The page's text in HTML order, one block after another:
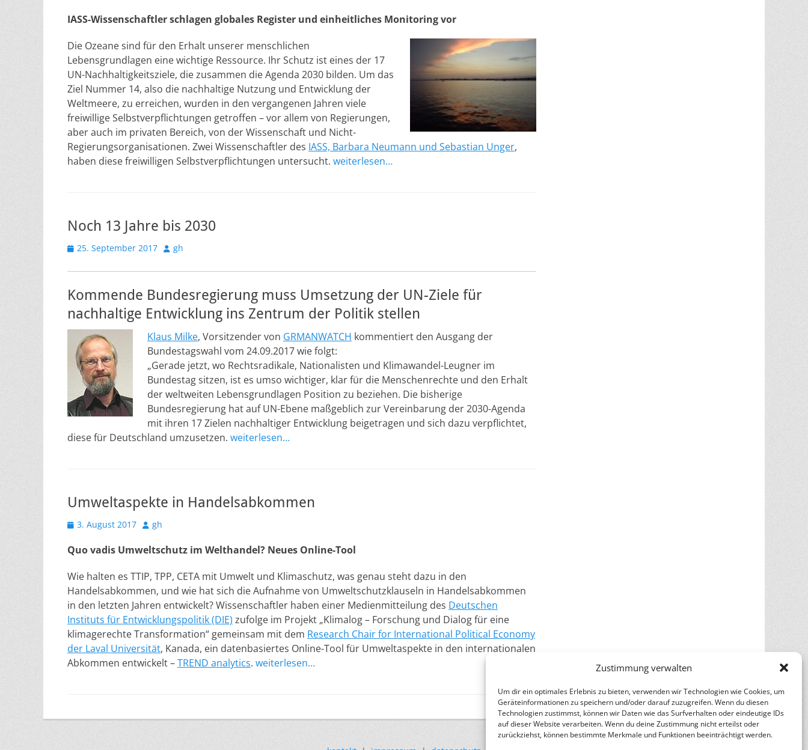
Zustimmung verwalten
Um dir ein optimales Erlebnis zu bieten, verwenden wir Technologien wie Cookies, um
Geräteinformationen zu speichern und/oder darauf zuzugreifen. Wenn du diesen
Technologien zustimmst, können wir Daten wie das Surfverhalten oder eindeutige IDs
auf dieser Website verarbeiten. Wenn du deine Zustimmung nicht erteilst oder
zurückziehst, können bestimmte Merkmale und Funktionen beeinträchtigt werden.
IASS-Wissenschaftler schlagen globales Register und einheitliches Monitoring vor
Die Ozeane sind für den Erhalt unserer menschlichen
Lebensgrundlagen eine wichtige Ressource. Ihr Schutz ist eines der 17
UN-Nachhaltigkeitsziele, die zusammen die Agenda 2030 bilden. Um das
Ziel Nummer 14, also die nachhaltige Nutzung und Entwicklung der
Weltmeere, zu erreichen, wurden in den vergangenen Jahren viele
freiwillige Selbstverpflichtungen getroffen – vor allem von Regierungen,
aber auch im privaten Bereich, von der Wissenschaft und Nicht-
Regierungsorganisationen. Zwei Wissenschaftler des IASS, Barbara Neumann und Sebastian Unger,
haben diese freiwilligen Selbstverpflichtungen untersucht. weiterlesen…
Noch 13 Jahre bis 2030
Veröffentlicht
25. September 2017 Autor
gh
Kommende Bundesregierung muss Umsetzung der UN-Ziele für
nachhaltige Entwicklung ins Zentrum der Politik stellen
Klaus Milke, Vorsitzender von GRMANWATCH kommentiert den Ausgang der
Bundestagswahl vom 24.09.2017 wie folgt:
„Gerade jetzt, wo Rechtsradikale, Nationalisten und Klimawandel-Leugner im
Bundestag sitzen, ist es umso wichtiger, klar für die Menschenrechte und den Erhalt
der weltweiten Lebensgrundlagen Position zu beziehen. Die bisherige
Bundesregierung hat auf UN-Ebene maßgeblich zur Vereinbarung der 2030-Agenda
mit ihren 17 Zielen nachhaltiger Entwicklung beigetragen und sich dazu verpflichtet,
diese für Deutschland umzusetzen. weiterlesen…
Umweltaspekte in Handelsabkommen
Veröffentlicht
3. August 2017 Autor
gh
Quo vadis Umweltschutz im Welthandel? Neues Online-Tool
Wie halten es TTIP, TPP, CETA mit Umwelt und Klimaschutz, was genau steht dazu in den
Handelsabkommen, und wie hat sich die Aufnahme von Umweltschutzklauseln in Handelsabkommen
in den letzten Jahren entwickelt? Wissenschaftler haben einer Medienmitteilung des Deutschen
Instituts für Entwicklungspolitik (DIE) zufolge im Projekt „Klimalog – Forschung und Dialog für eine
klimagerechte Transformation“ gemeinsam mit dem Research Chair for International Political Economy
der Laval Universität, Kanada, ein datenbasiertes Online-Tool für Umweltaspekte in den internationalen
Abkommen entwickelt –TREND analytics. weiterlesen…